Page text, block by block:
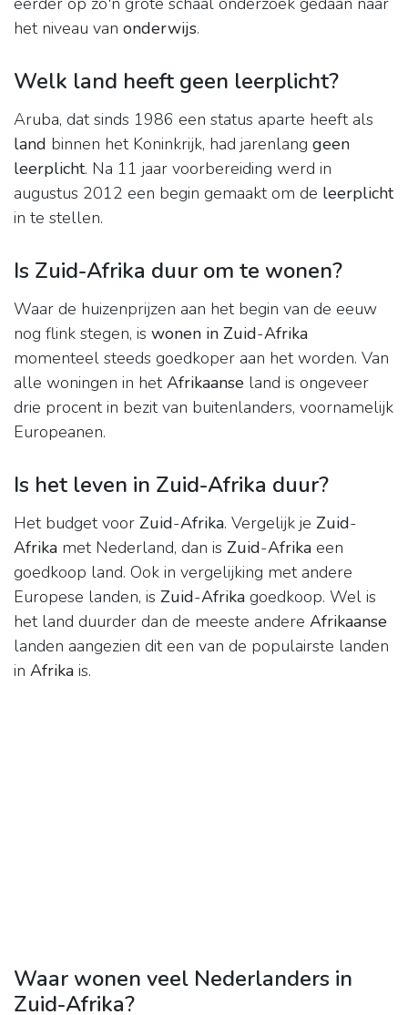
het niveau van onderwijs.
Welk land heeft geen leerplicht?
Aruba, dat sinds 1986 een status aparte heeft als
land binnen het Koninkrijk, had jarenlang geen
leerplicht. Na 11 jaar voorbereiding werd in
augustus 2012 een begin gemaakt om de leerplicht
in te stellen.
Is Zuid-Afrika duur om te wonen?
Waar de huizenprijzen aan het begin van de eeuw
nog flink stegen, is wonen in Zuid-Afrika
momenteel steeds goedkoper aan het worden. Van
alle woningen in hetAfrikaanse land is ongeveer
drie procent in bezit van buitenlanders, voornamelijk
Europeanen.
Is het leven in Zuid-Afrika duur?
Het budget voor Zuid-Afrika. Vergelijk je Zuid-
Afrika met Nederland, dan is Zuid-Afrika een
goedkoop land. Ook in vergelijking met andere
Europese landen, is Zuid-Afrika goedkoop. Wel is
het land duurder dan de meeste andere Afrikaanse
landen aangezien dit een van de populairste landen
in Afrika is.
Waar wonen veel Nederlanders in
Zuid-Afrika?